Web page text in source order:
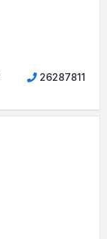
26287811